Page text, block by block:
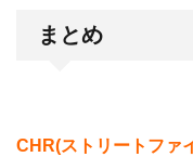
まとめ
CHR(ストリートファ